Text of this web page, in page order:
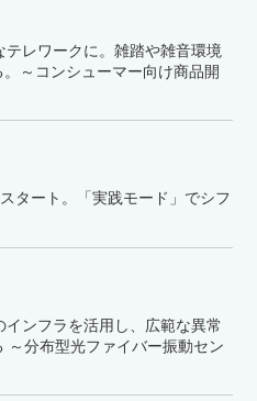
レワークに。雑踏や雑音環境
～コンシューマー向け商品開
タート。「実践モード」でシフ
ンフラを活用し、広範な異常
～分布型光ファイバー振動セン